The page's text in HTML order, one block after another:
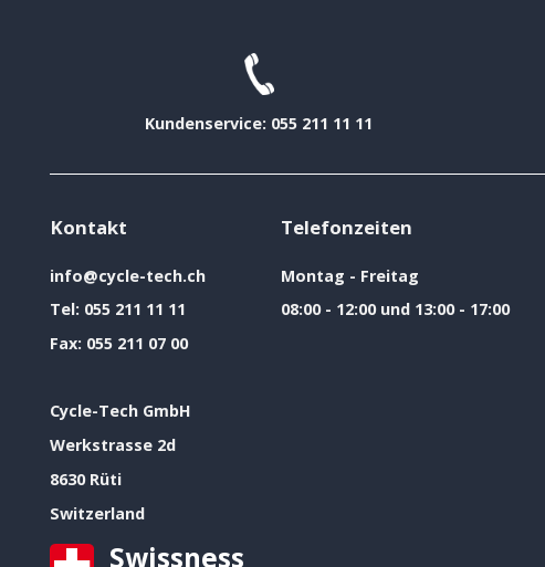
Kundenservice: 055 211 11 11
Kontakt
info@cycle-tech.ch
Tel: 055 211 11 11
Fax: 055 211 07 00
Cycle-Tech GmbH
Werkstrasse 2d
8630 Rüti
Switzerland
Telefonzeiten
Montag - Freitag
08:00 - 12:00 und 13:00 - 17:00
Swissness